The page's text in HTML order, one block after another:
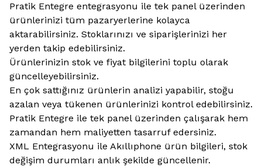
Pratik Entegre entegrasyonu ile tek panel üzerinden
ürünlerinizi tüm pazaryerlerine kolayca
aktarabilirsiniz. Stoklarınızı ve siparişlerinizi her
yerden takip edebilirsiniz.
Ürünlerinizin stok ve fiyat bilgilerini toplu olarak
güncelleyebilirsiniz.
En çok sattığınız ürünlerin analizi yapabilir, stoğu
azalan veya tükenen ürünlerinizi kontrol edebilirsiniz.
Pratik Entegre ile tek panel üzerinden çalışarak hem
zamandan hem maliyetten tasarruf edersiniz.
XML Entegrasyonu ile Akıllıphone ürün bilgileri, stok
değişim durumları anlık şekilde güncellenir.